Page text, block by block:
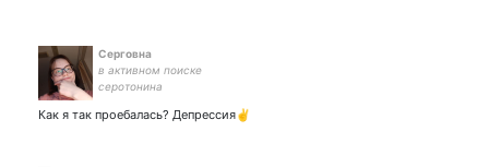
Серговна
в активном поиске
серотонина
Как я так проебалась? Депрессия✌